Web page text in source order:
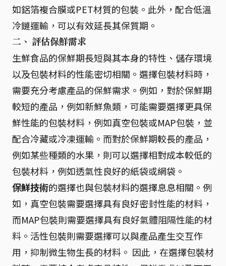
如鋁箔複合膜或PET材質的包裝。此外，配合低溫
冷鏈運輸，可以有效延長其保質期。
二、 評估保鮮需求
生鮮食品的保鮮期長短與其本身的特性、儲存環境
以及包裝材料的性能密切相關。選擇包裝材料時，
需要充分考慮產品的保鮮需求。例如，對於保鮮期
較短的產品，例如新鮮魚類，可能需要選擇更具保
鮮性能的包裝材料，例如真空包裝或MAP包裝，並
配合冷藏或冷凍運輸。而對於保鮮期較長的產品，
例如某些種類的水果，則可以選擇相對成本較低的
包裝材料，例如透氣性良好的紙袋或網袋。
保鮮技術的選擇也與包裝材料的選擇息息相關。例
如，真空包裝需要選擇具有良好密封性能的材料，
而MAP包裝則需要選擇具有良好氣體阻隔性能的材
料。活性包裝則需要選擇可以與產品產生交互作
用，抑制微生物生長的材料。 因此，在選擇包裝材